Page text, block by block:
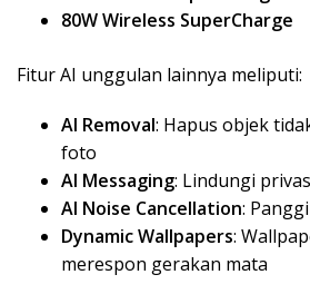
80W Wireless SuperCharge
Fitur AI unggulan lainnya meliputi:
AI Removal: Hapus objek
foto
AI Messaging: Lindungi
AI Noise Cancellation:
Dynamic Wallpapers:
merespon gerakan mata